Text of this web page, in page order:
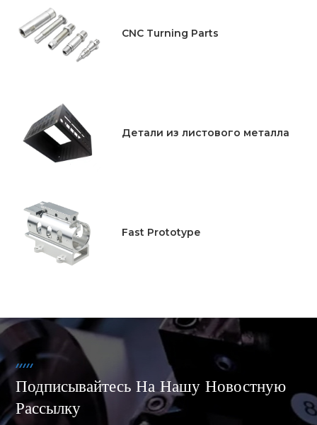
CNC Turning Parts
Детали из листового металла
Fast Prototype
Подписывайтесь На Нашу Новостную
Рассылку